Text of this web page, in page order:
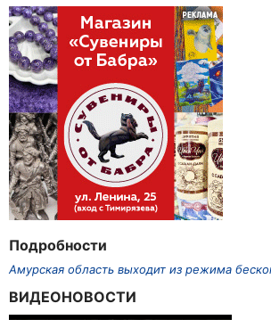
Подробности
Амурская область выходит из режима
ВИДЕОНОВОСТИ